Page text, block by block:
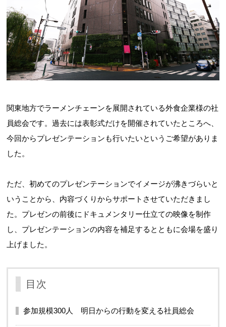
関東地方でラーメンチェーンを展開されている外食企業様の社
員総会です。過去には表彰式だけを開催されていたところへ、
今回からプレゼンテーションも行いたいというご希望がありま
した。
ただ、初めてのプレゼンテーションでイメージが沸きづらいと
いうことから、内容づくりからサポートさせていただきまし
た。プレゼンの前後にドキュメンタリー仕立ての映像を制作
し、プレゼンテーションの内容を補足するとともに会場を盛り
上げました。
目次
参加規模300人 明日からの行動を変える社員総会